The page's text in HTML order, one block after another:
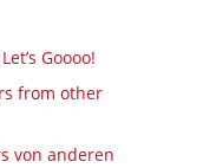
Goooo!
from other
von anderen